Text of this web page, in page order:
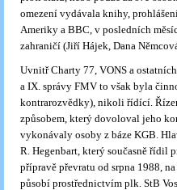
omezení vydávala knihy,
Ameriky a BBC, v posledních
zahraničí (Jiří Hájek, Dana
Uvnitř Charty 77, VONS a
a IX. správy FMV to však byla
kontrarozvědky), nikoli řídící.
způsobem, který dovoloval jeho
vykonávaly osoby z báze KGB.
R. Hegenbart, který současně řídil
přípravě převratu od srpna 1988,
působí prostřednictvím plk. StB